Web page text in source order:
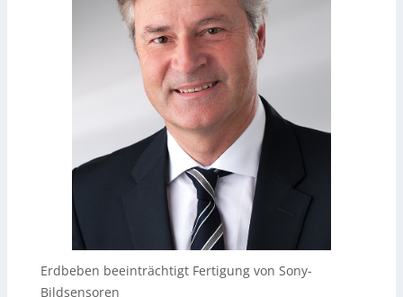
Erdbeben beeinträchtigt Fertigung von Sony-
Bildsensoren